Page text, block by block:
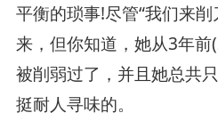
平衡的琐事!尽管“我们来
来，但你知道，她从3年
被削弱过了，并且她总共
挺耐人寻味的。